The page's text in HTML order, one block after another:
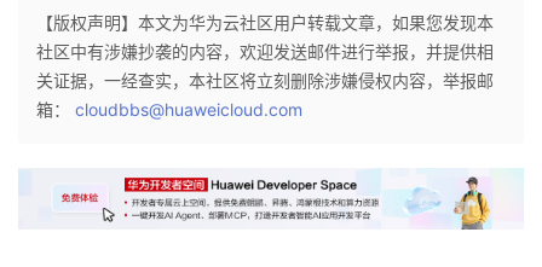
【版权声明】本文为华为云社区用户转载文章，如果您发现本
社区中有涉嫌抄袭的内容，欢迎发送邮件进行举报，并提供相
关证据，一经查实，本社区将立刻删除涉嫌侵权内容，举报邮
箱： cloudbbs@huaweicloud.com